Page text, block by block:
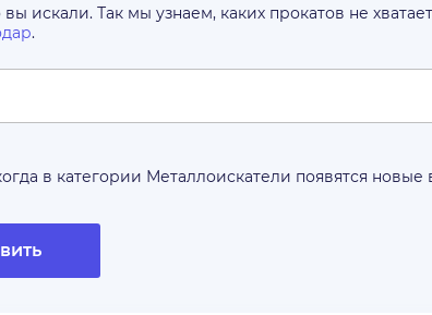
искали. Так мы узнаем, каких прокатов не хватает
.
в категории Металлоискатели появятся новые